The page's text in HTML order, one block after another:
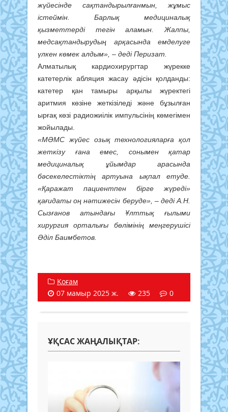
жүйесінде сақтандырылғанмын, жұмыс
істеймін. Барлық медициналық
қызметтерді тегін аламын. Жалпы,
медсақтандырудың арқасында емделуге
үлкен көмек алдым», – деді Перизат.
Алматылық кардиохирургтар жүрекке
катетерлік абляция жасау әдісін қолданды:
катетер қан тамыры арқылы жүректегі
аритмия көзіне жеткізіледі және бұзылған
ырғақ көзі радиожиілік импульсінің көмегімен
жойылады.
«МӘМС жүйес озық технологияларға қол
жеткізу ғана емес, сонымен қатар
медициналық ұйымдар арасында
бәсекелестіктің артуына ықпал етуде.
«Қаражат пациентпен бірге жүреді»
қағидаты оң нәтижесін беруде», – деді А.Н.
Сызғанов атындағы Ұлттық ғылыми
хирургия орталығы бөлімінің меңгерушісі
Әділ Баимбетов.
Қоғам
07 мамыр 2025 ж.
235 0
ҰҚСАС ЖАҢАЛЫҚТАР: